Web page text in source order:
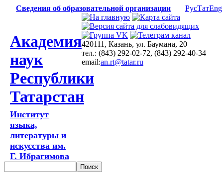
Сведения об образовательной организации РусТатEng
Академия
наук
Республики
Татарстан
Институт
языка,
литературы и
искусства им.
Г. Ибрагимова
420111, Казань, ул. Баумана, 20
тел.: (843) 292-02-72, (843) 292-40-34
email:an.rt@tatar.ru